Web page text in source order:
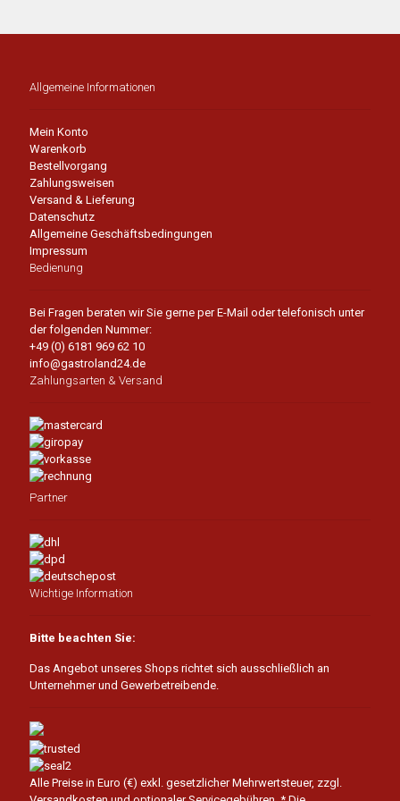
Allgemeine Informationen
Mein Konto
Warenkorb
Bestellvorgang
Zahlungsweisen
Versand & Lieferung
Datenschutz
Allgemeine Geschäftsbedingungen
Impressum
Bedienung
Bei Fragen beraten wir Sie gerne per E-Mail oder telefonisch unter
der folgenden Nummer:
+49 (0) 6181 969 62 10
info@gastroland24.de
Zahlungsarten & Versand
Partner
Wichtige Information
Bitte beachten Sie:
Das Angebot unseres Shops richtet sich ausschließlich an
Unternehmer und Gewerbetreibende.
Alle Preise in Euro (€) exkl. gesetzlicher Mehrwertsteuer, zzgl.